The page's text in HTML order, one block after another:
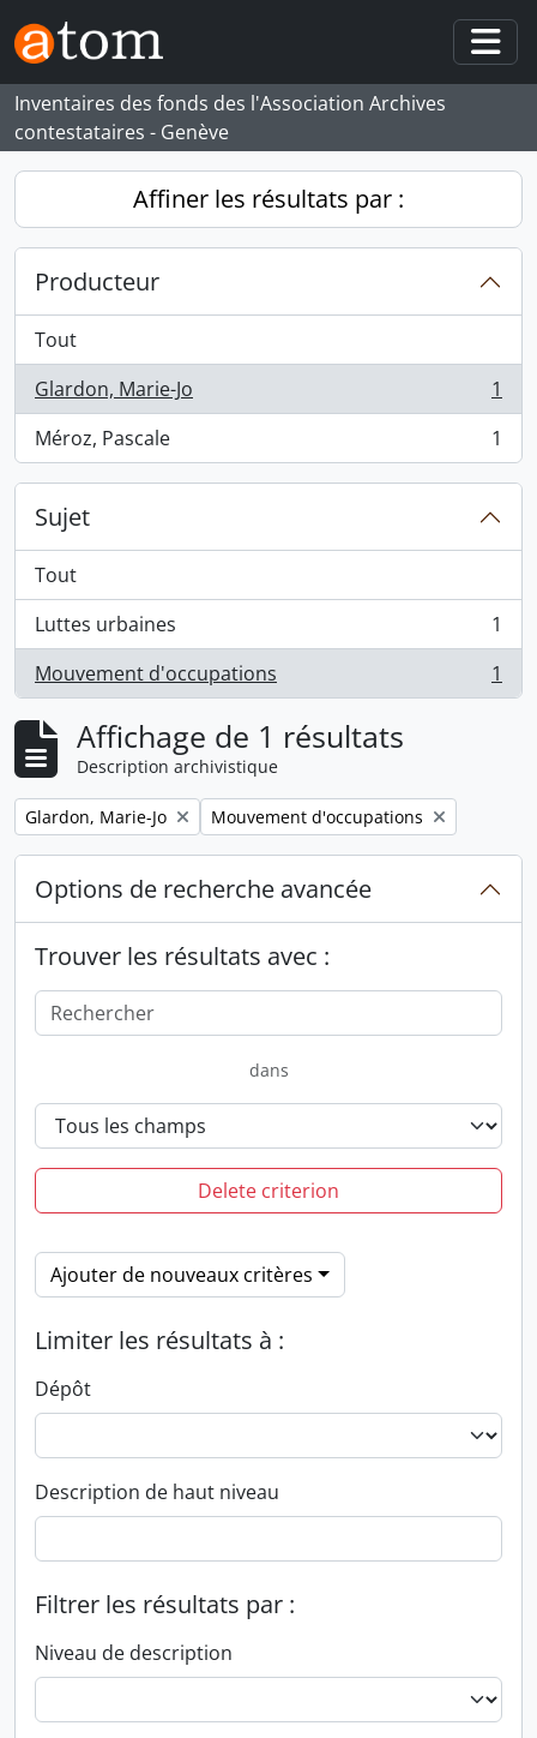
Skip to main content
Inventaires des fonds des l'Association Archives
contestataires - Genève
Affiner les résultats par :
Producteur
Tout
Glardon, Marie-Jo
, 1 résultats
1
Méroz, Pascale
, 1 résultats 1
Sujet
Tout
Luttes urbaines
, 1 résultats
1
Mouvement d'occupations
, 1 résultats 1
Affichage de 1 résultats
Description archivistique
Remove filter:
Glardon, Marie-Jo Remove filter:
Mouvement d'occupations
Options de recherche avancée
Trouver les résultats avec :
dans
Delete criterion
Ajouter de nouveaux critères
Limiter les résultats à :
Dépôt
Description de haut niveau
Filtrer les résultats par :
Niveau de description